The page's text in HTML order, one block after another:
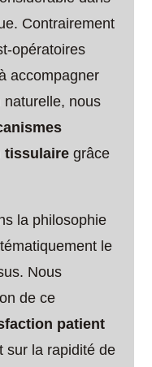
Contrairement
opératoires
accompagner
naturelle, nous
tissulaire grâce
la philosophie
le
Nous
de ce
patient
sur la rapidité de